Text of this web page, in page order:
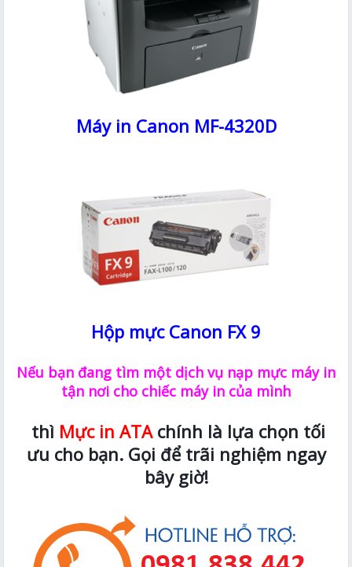
Máy in Canon MF-4320D
Hộp mực Canon FX 9
Nếu bạn đang tìm một dịch vụ nạp mực máy in
tận nơi cho chiếc máy in của mình
thì Mực in ATAchính là lựa chọn tối
ưu cho bạn. Gọi để trãi nghiệm ngay
bây giờ!